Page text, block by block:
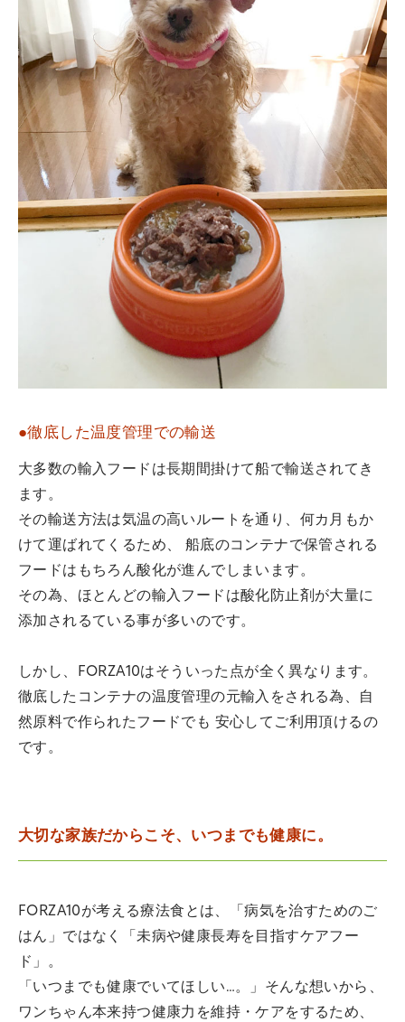
●徹底した温度管理での輸送
大多数の輸入フードは長期間掛けて船で輸送されてき
ます。
その輸送方法は気温の高いルートを通り、何カ月もか
けて運ばれてくるため、 船底のコンテナで保管される
フードはもちろん酸化が進んでしまいます。
その為、ほとんどの輸入フードは酸化防止剤が大量に
添加されるている事が多いのです。
しかし、FORZA10はそういった点が全く異なります。
徹底したコンテナの温度管理の元輸入をされる為、自
然原料で作られたフードでも 安心してご利用頂けるの
です。
大切な家族だからこそ、いつまでも健康に。
FORZA10が考える療法食とは、「病気を治すためのご
はん」ではなく「未病や健康長寿を目指すケアフー
ド」。
「いつまでも健康でいてほしい…。」そんな想いから、
ワンちゃん本来持つ健康力を維持・ケアをするため、